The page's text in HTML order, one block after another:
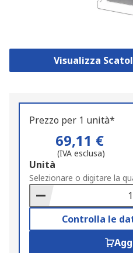
Visualizza
Prezzo per 1 unità*
69,11 €
(IVA esclusa)
Add
to
Basket
Unità
Selezionare o digitare la
Controlla le